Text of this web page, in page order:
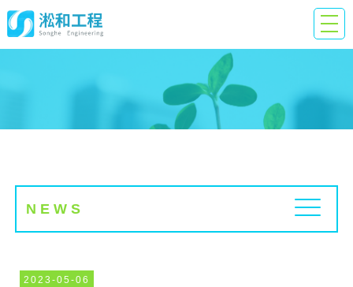
News
N E W S
2023-05-06